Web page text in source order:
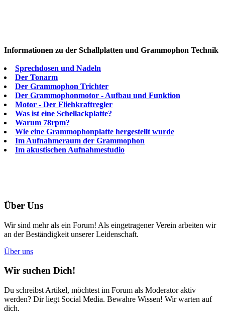
Informationen zu der Schallplatten und Grammophon Technik
Sprechdosen und Nadeln
Der Tonarm
Der Grammophon Trichter
Der Grammophonmotor - Aufbau und Funktion
Motor - Der Fliehkraftregler
Was ist eine Schellackplatte?
Warum 78rpm?
Wie eine Grammophonplatte hergestellt wurde
Im Aufnahmeraum der Grammophon
Im akustischen Aufnahmestudio
Über Uns
Wir sind mehr als ein Forum! Als eingetragener Verein arbeiten wir
an der Beständigkeit unserer Leidenschaft.
Über uns
Wir suchen Dich!
Du schreibst Artikel, möchtest im Forum als Moderator aktiv
werden? Dir liegt Social Media. Bewahre Wissen! Wir warten auf
dich.